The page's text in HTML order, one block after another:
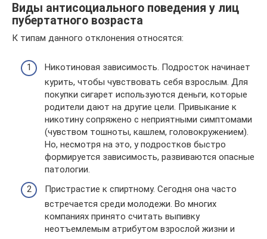
Виды антисоциального поведения у лиц
пубертатного возраста
К типам данного отклонения относятся:
Никотиновая зависимость. Подросток начинает
курить, чтобы чувствовать себя взрослым. Для
покупки сигарет используются деньги, которые
родители дают на другие цели. Привыкание к
никотину сопряжено с неприятными симптомами
(чувством тошноты, кашлем, головокружением).
Но, несмотря на это, у подростков быстро
формируется зависимость, развиваются опасные
патологии.
Пристрастие к спиртному. Сегодня она часто
встречается среди молодежи. Во многих
компаниях принято считать выпивку
неотъемлемым атрибутом взрослой жизни и